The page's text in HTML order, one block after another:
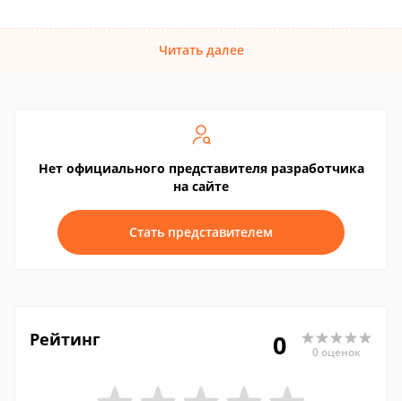
Читать далее
Нет официального представителя разработчика
на сайте
Стать представителем
Рейтинг 0 0 оценок